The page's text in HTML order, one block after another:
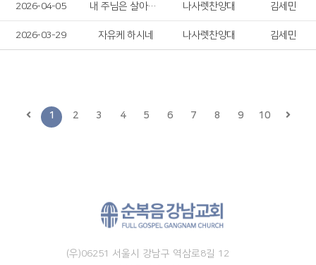
2026-04-05 내 주님은 살아계셔 나사렛찬양대 김세민
2026-03-29 자유케 하시네 나사렛찬양대 김세민
1 2 3 4 5 6 7 8 9 10
(우)06251 서울시 강남구 역삼로8길 12